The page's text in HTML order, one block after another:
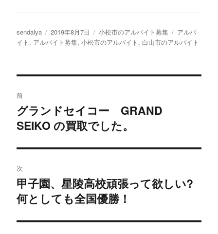
投
稿
sendaiya
投
稿
2019年8月7日
カ
テ
ー
小松市のアルバイト募集
タ
グ
アルバ
イト , アルバイト募集,小松市のアルバイト , 白山市のアルバイト
稿
ナ
ビ
ゲ
ー
シ
前
過
去
投
稿:
グランドセイコー GRAND
SEIKO の買取でした。
次
次
の
稿:
甲子園、星陵高校頑張って欲しい?
何としても全国優勝！